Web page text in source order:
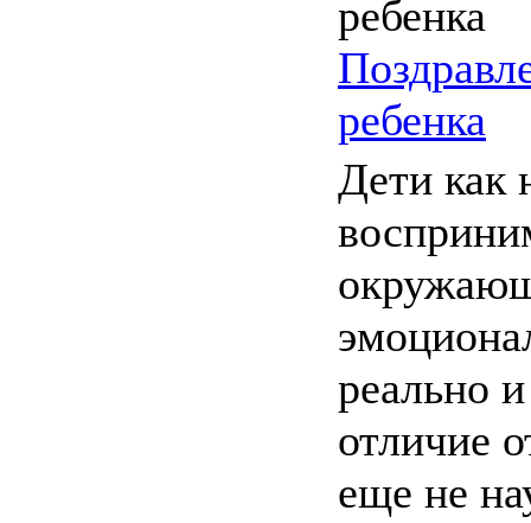
ребенка
Дети как
реально
отличие
еще не